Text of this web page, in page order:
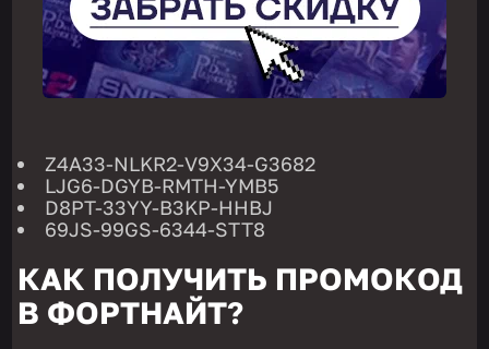
Z4A33-NLKR2-V9X34-G3682
LJG6-DGYB-RMTH-YMB5
D8PT-33YY-B3KP-HHBJ
69JS-99GS-6344-STT8
КАК ПОЛУЧИТЬ ПРОМОКОД
В ФОРТНАЙТ?